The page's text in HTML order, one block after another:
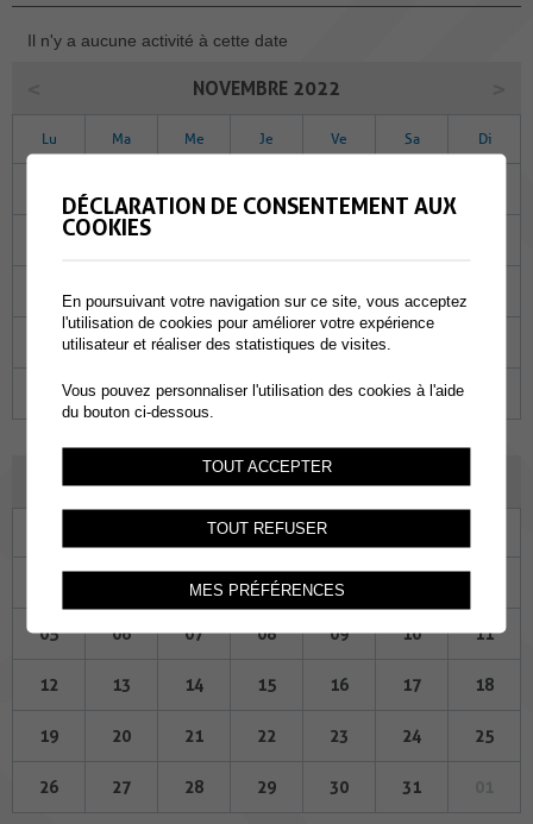
Il n'y a aucune activité à cette date
NOVEMBRE 2022
Lu Ma Me Je Ve Sa Di
08
17 18
22 23 24 25
29 30 01 02 03
DÉCEMBRE 2022
Je
30 01 02
05 06 07 08 09 10 11
12 13 14 15 16 17 18
19 20 21 22 23 24 25
26 27 28 29 30 31
DÉCLARATION DE CONSENTEMENT AUX
COOKIES
En poursuivant votre navigation sur ce site, vous acceptez
l'utilisation de cookies pour améliorer votre expérience
utilisateur et réaliser des statistiques de visites.
Vous pouvez personnaliser l'utilisation des cookies à l'aide
du bouton ci-dessous.
TOUT ACCEPTER
TOUT REFUSER
MES PRÉFÉRENCES